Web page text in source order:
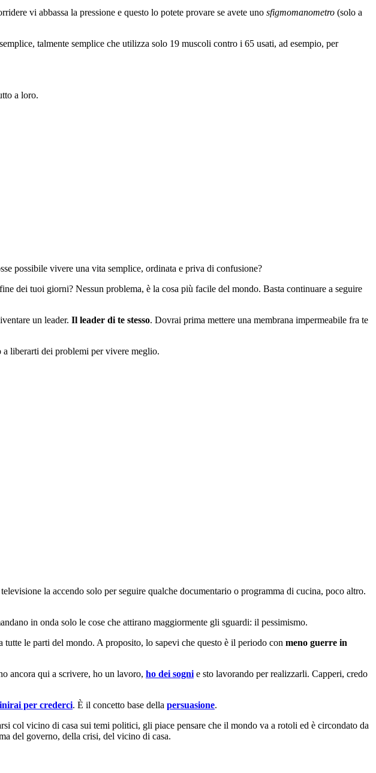
vi abbassa la pressione e questo lo potete provare se avete uno sfigmomanometro (solo a
talmente semplice che utilizza solo 19 muscoli contro i 65 usati, ad esempio, per
a loro.
possibile vivere una vita semplice, ordinata e priva di confusione?
dei tuoi giorni? Nessun problema, è la cosa più facile del mondo. Basta continuare a seguire
un leader. Il leader di te stesso. Dovrai prima mettere una membrana impermeabile fra te
liberarti dei problemi per vivere meglio.
la accendo solo per seguire qualche documentario o programma di cucina, poco altro.
in onda solo le cose che attirano maggiormente gli sguardi: il pessimismo.
tutte le parti del mondo. A proposito, lo sapevi che questo è il periodo con meno guerre in
ancora qui a scrivere, ho un lavoro, ho dei sogni e sto lavorando per realizzarli. Capperi, credo
per crederci. È il concetto base della persuasione.
col vicino di casa sui temi politici, gli piace pensare che il mondo va a rotoli ed è circondato da
del governo, della crisi, del vicino di casa.